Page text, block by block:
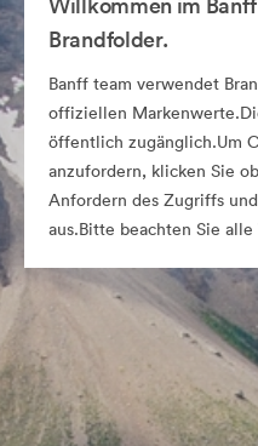
Brandfolder.
Banff team verwendet
offiziellen
öffentlich zugänglich.Um
anzufordern, klicken Sie
Anfordern des Zugriffs
aus.Bitte beachten Sie